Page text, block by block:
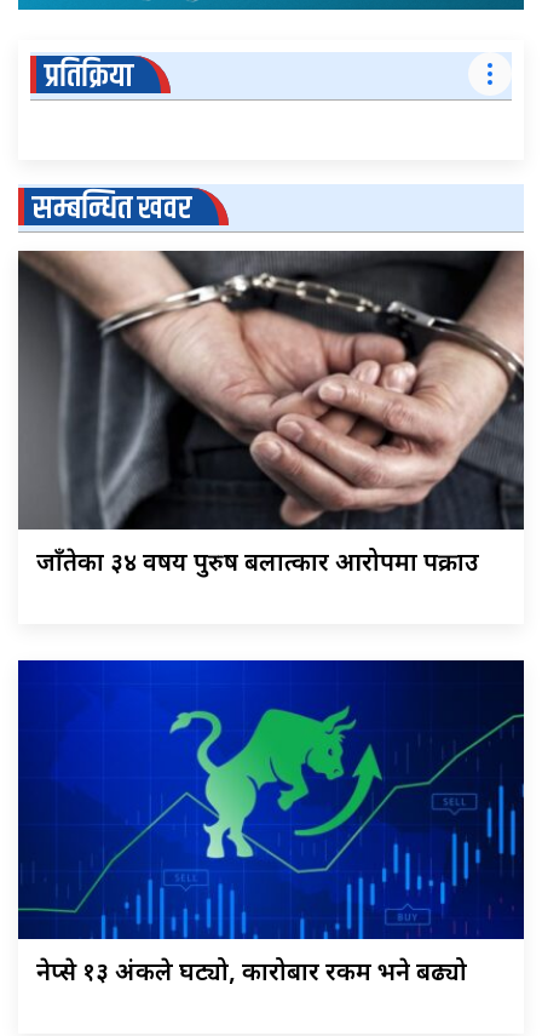
प्रतिक्रिया
सम्बन्धित खवर
जाँतेका ३४ वर्षीय पुरुष बलात्कार आरोपमा पक्राउ
नेप्से १३ अंकले घट्यो, कारोबार रकम भने बढ्यो